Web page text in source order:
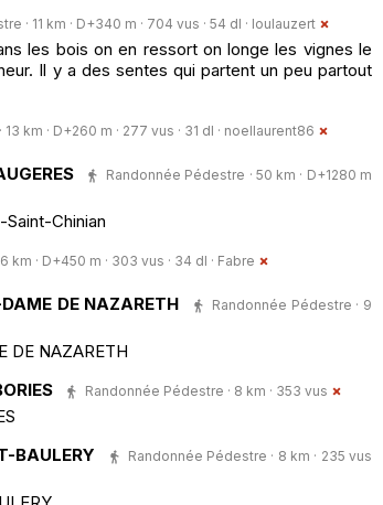
· 11 km · D+340 m · 704 vus · 54 dl · loulauzert
les bois on en ressort on longe les vignes le
Il y a des sentes qui partent un peu partout
km · D+260 m · 277 vus · 31 dl · noellaurent86
Randonnée Pédestre · 50 km · D+1280 m
Chinian
km · D+450 m · 303 vus · 34 dl · Fabre
DE NAZARETH
Randonnée Pédestre · 9
DE NAZARETH
Randonnée Pédestre · 8 km · 353 vus
BAULERY
Randonnée Pédestre · 8 km · 235 vus